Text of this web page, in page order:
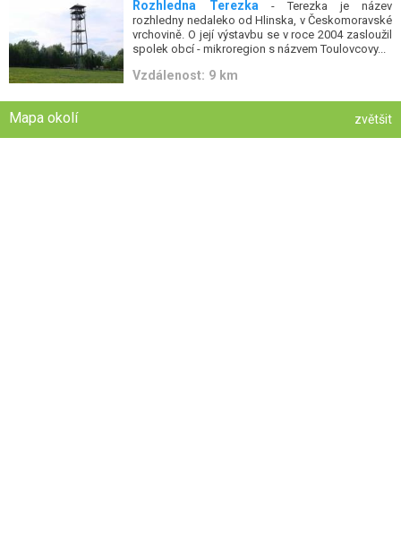
Rozhledna Terezka - Terezka je název
rozhledny nedaleko od Hlinska, v Českomoravské
vrchovině. O její výstavbu se v roce 2004 zasloužil
spolek obcí - mikroregion s názvem Toulovcovy...
Vzdálenost: 9 km
Mapa okolí zvětšit